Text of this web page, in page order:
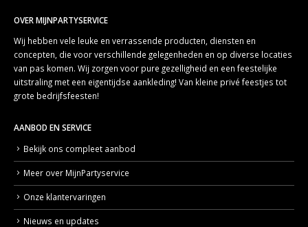
OVER MIJNPARTYSERVICE
Wij hebben vele leuke en verrassende producten, diensten en
concepten, die voor verschillende gelegenheden en op diverse locaties
van pas komen. Wij zorgen voor pure gezelligheid en een feestelijke
uitstraling met een eigentijdse aankleding! Van kleine privé feestjes tot
grote bedrijfsfeesten!
AANBOD EN SERVICE
Bekijk ons compleet aanbod
Meer over MijnPartyservice
Onze klantervaringen
Nieuws en updates